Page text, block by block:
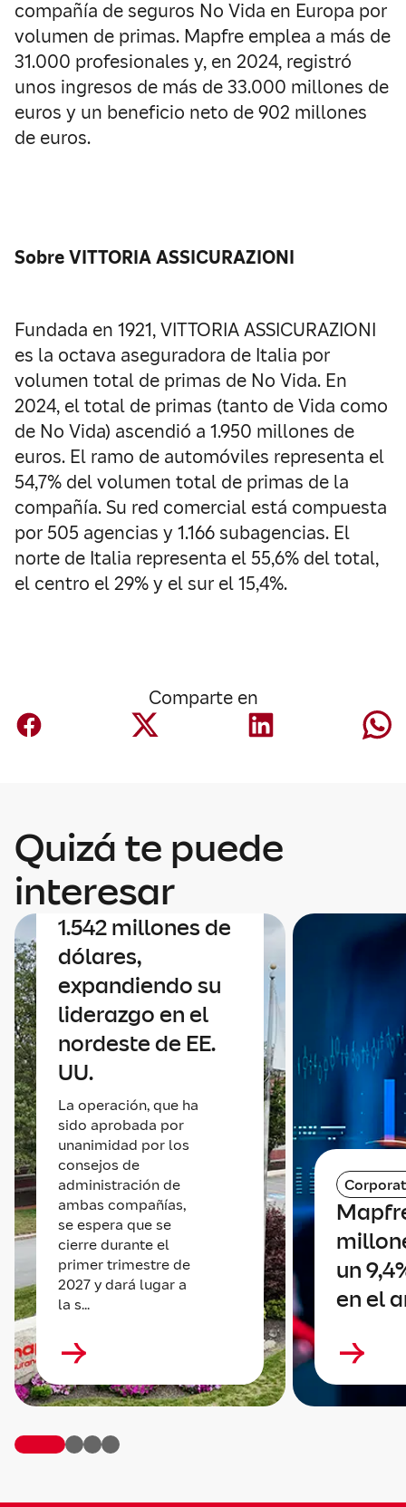
compañía de seguros No Vida en Europa por
volumen de primas. Mapfre emplea a más de
31.000 profesionales y, en 2024, registró
unos ingresos de más de 33.000 millones de
euros y un beneficio neto de 902 millones
de euros.
Sobre VITTORIA ASSICURAZIONI
Fundada en 1921, VITTORIA ASSICURAZIONI
es la octava aseguradora de Italia por
volumen total de primas de No Vida. En
2024, el total de primas (tanto de Vida como
de No Vida) ascendió a 1.950 millones de
euros. El ramo de automóviles representa el
54,7% del volumen total de primas de la
compañía. Su red comercial está compuesta
por 505 agencias y 1.166 subagencias. El
norte de Italia representa el 55,6% del total,
el centro el 29% y el sur el 15,4%.
Comparte en
Quizá te puede
interesar
un acuerdo para
adquirir Safety
Insurance por
1.542 millones de
dólares,
expandiendo su
liderazgo en el
nordeste de EE.
UU.
La operación, que ha
sido aprobada por
unanimidad por los
consejos de
administración de
ambas compañías,
se espera que se
cierre durante el
primer trimestre de
2027 y dará lugar a
la s...
un
en el